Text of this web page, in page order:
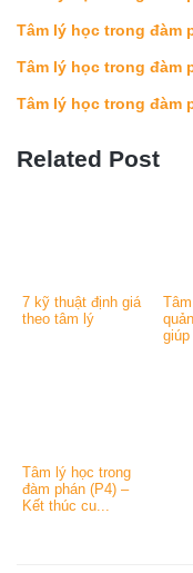
Tâm lý học trong đàm
Tâm lý học trong đàm
Tâm lý học trong đàm
Related Post
7 kỹ thuật định giá
theo tâm lý
Tâm lý học trong
đàm phán (P4) –
Kết thúc cu...